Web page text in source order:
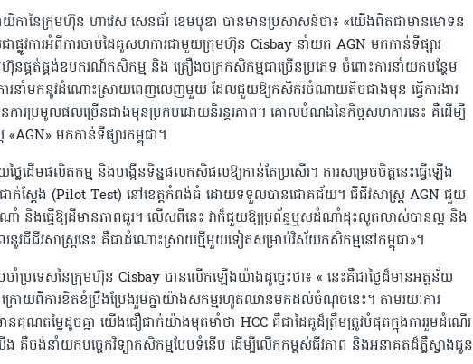
ានៃក្រុមហ៊ុន ហាវេស សេនធ័រ ខេមបូឌា បានមានប្រសាសន៍ថា៖ «យើងពិតជាមានមោទន
ាផ្លូវការអំពីការចាប់ដៃគូសហការជាមួយក្រុមហ៊ុន Cisbay នាំយក AGN មកកាន់ទីផ្សារ
ហ៊ុនផ្គត់ផ្គង់ឧបករណ៍កសិកម្ម និង គ្រឿងចក្រកសិកម្មជាច្រើនប្រភេទ ចំពោះការនាំយកបន្ថែម
ការនាំមកនូវដំណោះស្រាយពេញលេញមួយ ដែលជួយឱ្យកសិករចំណាយតិចជាងមុន ធ្វើការងារ
រប្រមូលផលច្រើនជាងមុនប្រកបដោយនិរន្តរភាព។ គោលបំណងនៃកិច្ចសហការនេះ គឺដើម្បី
មកកាន់ទីផ្សារកម្ពុជា។
ដើមផលិតកម្ម និងបង្កើនទិន្នផលកសិផលឱ្យកាន់តែប្រសើរ។ ការសម្រេចចិត្តនេះធ្វើឡើង
ស់ជាក់ស្តែង (Pilot Test) នៅខេត្តកំពង់ធំ ដោយទទួលបានជោគជ័យ។ ជីជីវសាស្ដ្រ AGN ជួយ
និងធ្វើឱ្យដីមានភាពធូរ។ លើសពីនេះ វាក៏ជួយឱ្យប្រព័ន្ធឬសដំណាំដុះលូតលាស់បានល្អ និង
លនូវជីជីវសាស្ដ្រនេះ គឺជាដំណោះស្រាយថ្មីមួយទៀតសម្រាប់វិស័យកសិកម្មនៅកម្ពុជា»។
រទេសនៃក្រុមហ៊ុន Cisbay បានលើកឡើងយ៉ាងដូច្នេះថា៖ « នេះគឺជាថ្ងៃដ៏មានអត្ថន័យ
រោយពីការខិតខំប្រឹងប្រែងរួមគ្នាយ៉ាងសកម្មរហូតឈានមកដល់ចំណុចនេះ។ តាមរយៈការ
គុណតម្លៃដូចគ្នា យើងជឿជាក់យ៉ាងមុតមាំថា HCC គឺជាដៃគូដ៏ត្រឹមត្រូវបំផុតក្នុងការរួមដំណើរ
គឺចង់នាំយកបច្ចេកវិទ្យាកសិកម្មបែបទំនើប ដើម្បីលើកកម្ពស់ជីវភាព និងអនាគតដ៏ភ្លឺស្វាងជូន